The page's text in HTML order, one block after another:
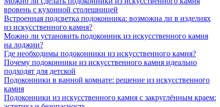
вровень с кухонной столешницей
Встроенная подсветка подоконника: возможна ли в изделиях
из искусственного камня?
Можно ли установить подоконник из искусственного камня
на лоджии?
Где необходимы подоконники из искусственного камня?
Почему подоконники из искусственного камня идеально
подходят для детской
Подоконники в ванной комнате: решение из искусственного
камня
Подоконники из искусственного камня с закруглённым краем: